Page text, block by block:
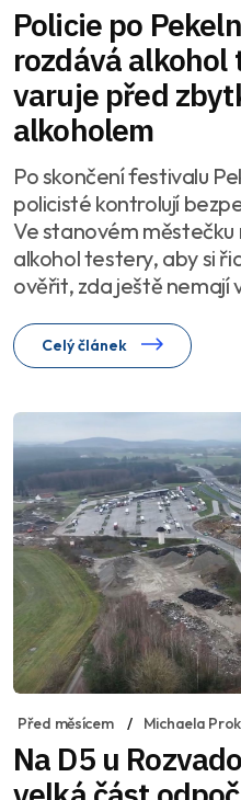
Policie po
rozdává alkohol
varuje před
alkoholem
Po skončení festivalu
policisté kontrolují
Ve stanovém
alkohol testery, aby si
ověřit, zda ještě nemají
Celý článek
Před měsícem Michaela
Na D5 u